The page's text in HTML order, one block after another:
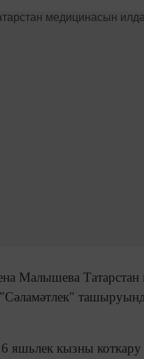
Малышева
яшьлек кызны